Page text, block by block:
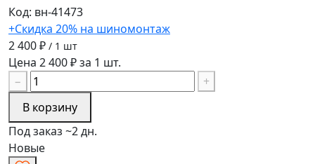
Код: вн-41473
+Скидка 20% на шиномонтаж
2 400 ₽ / 1 шт
Цена 2 400 ₽ за 1 шт.
−
+
В корзину
Под заказ ~2 дн.
Новые